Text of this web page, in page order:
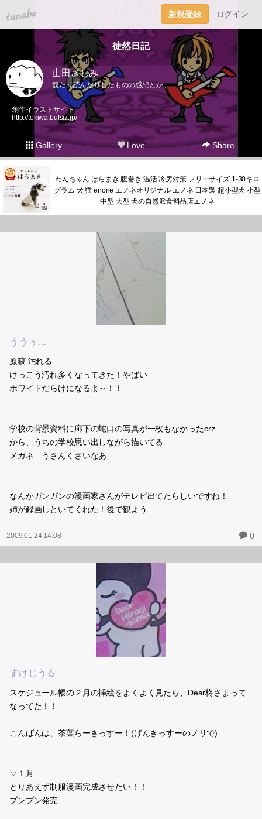
tuna.be 新規登録 ログイン
徒然日記
山田さしみ
観たり読んだりしたものの感想とか。
創作イラストサイト
http://tokiwa.bufsiz.jp/
Gallery Love Share
わんちゃん はらまき 腹巻き 温活 冷房対策 フリーサイズ 1-30キロ
グラム 犬 猫 enone エノネオリジナル エノネ 日本製 超小型犬 小型
中型 大型 犬の自然派食料品店エノネ
ううぅ…
原稿 汚れる
けっこう汚れ多くなってきた！やばい
ホワイトだらけになるよ～！！
学校の背景資料に廊下の蛇口の写真が一枚もなかったorz
から、うちの学校思い出しながら描いてる
メガネ…うさんくさいなあ
なんかガンガンの漫画家さんがテレビ出てたらしいですね！
姉が録画しといてくれた！後で観よう…
2009.01.24 14:08 0
すけじうる
スケジュール帳の２月の挿絵をよくよく見たら、Dear柊さまって
なってた！！
こんばんは、茶葉らーきっすー！(げんきっすーのノリで)
▽１月
とりあえず制服漫画完成させたい！！
プンプン発売